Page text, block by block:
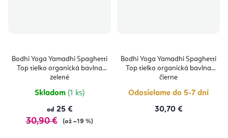
Bodhi Yoga Yamadhi Spaghetti
Top tielko organická bavlna
zelené
Skladom (1 ks)
od 25 €
30,90 € (až –19 %)
Bodhi Yoga Yamadhi Spaghetti
Top tielko organická bavlna
čierne
Odosielame do 5-7 dní
30,70 €